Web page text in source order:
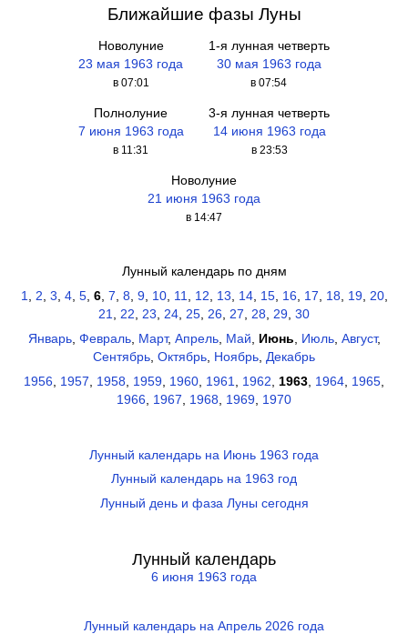
Ближайшие фазы Луны
Новолуние
23 мая 1963 года
в 07:01
1-я лунная четверть
30 мая 1963 года
в 07:54
Полнолуние
7 июня 1963 года
в 11:31
3-я лунная четверть
14 июня 1963 года
в 23:53
Новолуние
21 июня 1963 года
в 14:47
Лунный календарь по дням
1, 2, 3, 4, 5, 6, 7, 8, 9, 10, 11, 12, 13, 14, 15, 16, 17, 18, 19, 20,
21, 22, 23, 24, 25, 26, 27, 28, 29, 30
Январь, Февраль, Март, Апрель, Май Июнь Июль, Август,
Сентябрь Октябрь Ноябрь Декабрь
1956 1957 1958 1959 1960 1961 1962 1963 1964 1965
1966 1967 1968 1969 1970
Лунный календарь на Июнь 1963 года
Лунный календарь на 1963 год
Лунный день и фаза Луны сегодня
Лунный календарь
6 июня 1963 года
Лунный календарь на Апрель 2026 года